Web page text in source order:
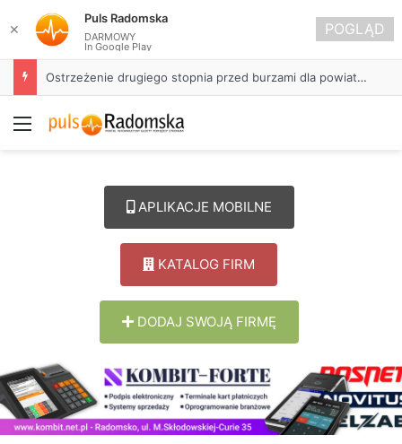
Ostrzeżenie drugiego stopnia przed burzami dla powiatu radomszczańskiego
Menu
APLIKACJE MOBILNE
KATALOG FIRM
DODAJ SWOJĄ FIRMĘ
✕
Puls Radomska
DARMOWY
In Google Play
POGLĄD